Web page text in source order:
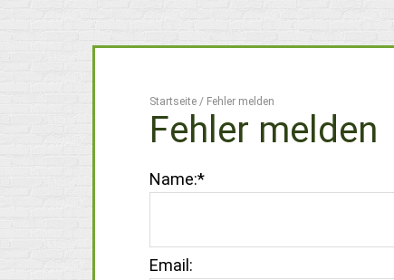
Startseite / Fehler melden
Fehler melden
Name:*
Email: